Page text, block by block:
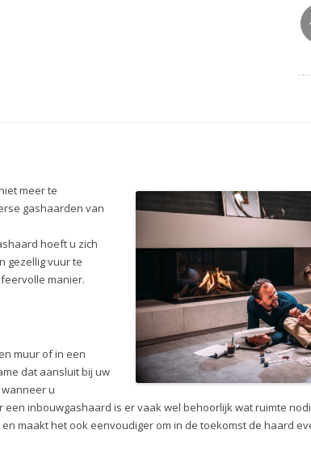
meer te
gashaarden van
hoeft u zich
gezellig vuur te
manier.
muur of in een
dat aansluit bij uw
u
inbouwgashaard is er vaak wel behoorlijk wat ruimte
maakt het ook eenvoudiger om in de toekomst de haard